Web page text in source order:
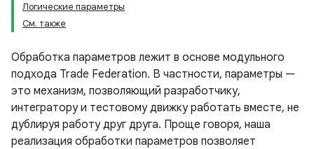
Логические параметры
См. также
Обработка параметров лежит в основе модульного
подхода Trade Federation. В частности, параметры —
это механизм, позволяющий разработчику,
интегратору и тестовому движку работать вместе, не
дублируя работу друг друга. Проще говоря, наша
реализация обработки параметров позволяет